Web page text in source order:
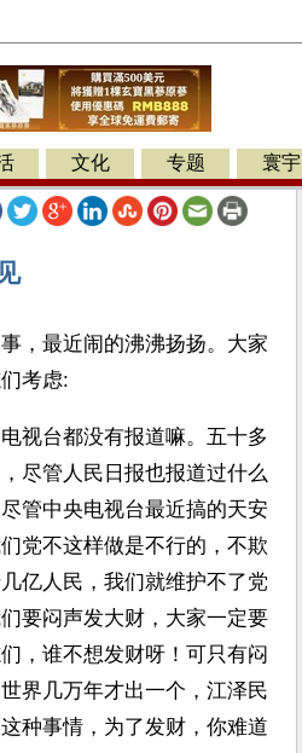
文化 专题 寰宇
，最近闹的沸沸扬扬。大家
考虑:
视台都没有报道嘛。五十多
尽管人民日报也报道过什么
管中央电视台最近搞的天安
党不这样做是不行的，不欺
亿人民，我们就维护不了党
要闷声发大财，大家一定要
，谁不想发财呀！可只有闷
界几万年才出一个，江泽民
种事情，为了发财，你难道